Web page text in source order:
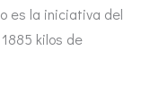
es la iniciativa del
kilos de